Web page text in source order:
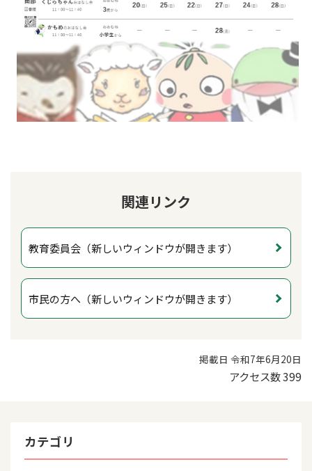
関連リンク
教育委員会（新しいウィンドウが開きます）
市民の方へ（新しいウィンドウが開きます）
掲載日 令和7年6月20日
アクセス数399
カテゴリ